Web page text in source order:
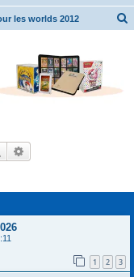
les worlds 2012
r
Rechercher
1 2 3